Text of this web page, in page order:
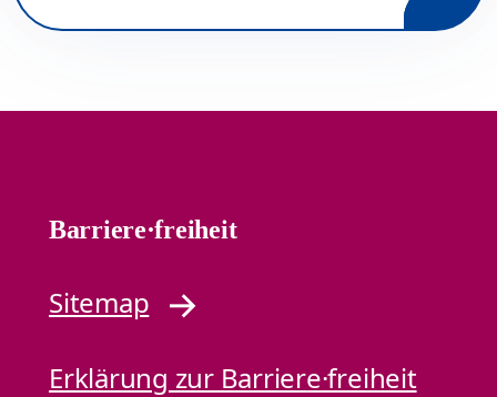
Barriere·freiheit
Sitemap
Erklärung zur Barriere·freiheit